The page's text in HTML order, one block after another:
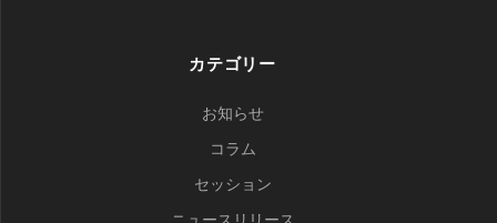
カテゴリー
お知らせ
コラム
セッション